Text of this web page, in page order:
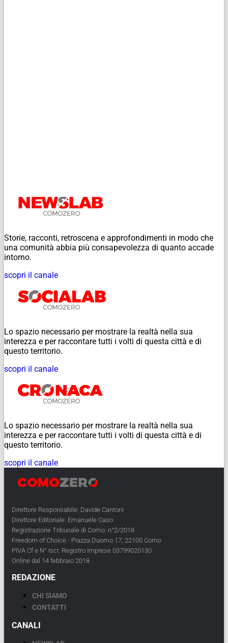
Storie, racconti, retroscena e approfondimenti in modo che
una comunità abbia più consapevolezza di quanto accade
intorno.
scopri il canale
Lo spazio necessario per mostrare la realtà nella sua
interezza e per raccontare tutti i volti di questa città e di
questo territorio.
scopri il canale
Lo spazio necessario per mostrare la realtà nella sua
interezza e per raccontare tutti i volti di questa città e di
questo territorio.
scopri il canale
Direttore Responsabile: Davide Cantoni
Direttore Editoriale: Emanuele Caso
Registrazione Tribunale di Como: n°2/2018
Freedom of Choice - Piazza Duomo 17, 22100 Como
PIVA Cf e N° Iscr. Registro Imprese 03799020130
Online dal 14 febbraio 2018
REDAZIONE
CHI SIAMO
CONTATTI
CANALI